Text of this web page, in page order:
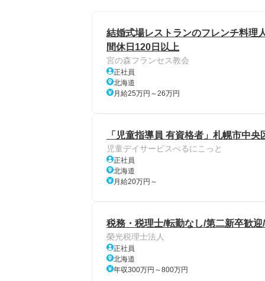
結婚式場レストランのフレンチ料理
間休日120日以上
宮の森フランセス教会
正社員
北海道
月給25万円～26万円
「児童指導員 有資格者」札幌市中
児童デイサービスべるにこっと
正社員
北海道
月給20万円～
税務・税理士/転勤なし/第二新卒歓
榮光税理士法人
正社員
北海道
年収300万円～800万円